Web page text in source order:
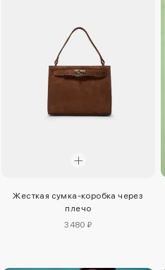
Жесткая сумка-коробка через
плечо
3480 ₽